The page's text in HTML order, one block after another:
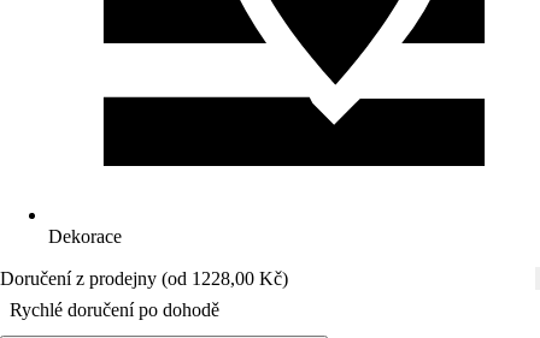
Dekorace
Doručení z prodejny (od 1228,00 Kč)
Rychlé doručení po dohodě